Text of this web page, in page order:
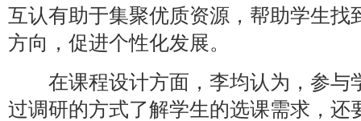
互认有助于集聚优质资源，帮助学生找
方向，促进个性化发展。
在课程设计方面，李均认为，参与
过调研的方式了解学生的选课需求，还